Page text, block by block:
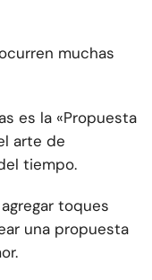
muchas
es la «Propuesta
arte de
tiempo.
toques
una propuesta